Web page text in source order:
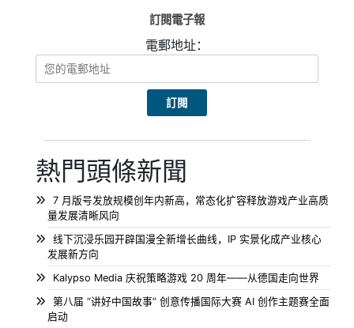
訂閱電子報
電郵地址：
熱門頭條新聞
7 月版号发放规模创年内新高，常态化扩容释放游戏产业高质
量发展清晰风向
线下沉浸乐园开辟国漫全新增长曲线，IP 实景化成产业核心
发展新方向
Kalypso Media 庆祝策略游戏 20 周年——从德国走向世界
第八届 “讲好中国故事” 创意传播国际大赛 AI 创作主题赛全面
启动